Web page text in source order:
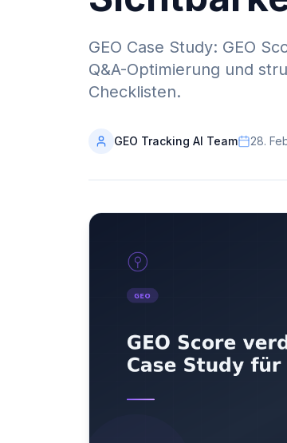
GEO Case Study: GEO
Q&A-Optimierung und
Checklisten.
GEO Tracking AI Team 28.